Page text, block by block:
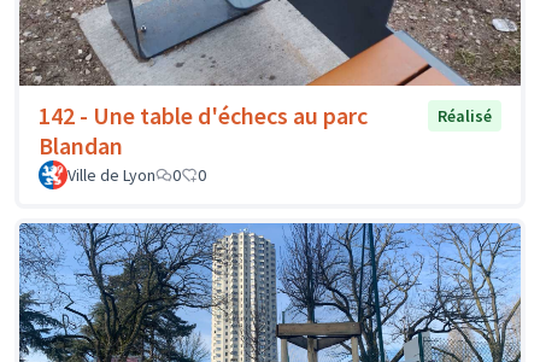
142 - Une table d'échecs au parc
Blandan
Réalisé
Ville de Lyon 0 0